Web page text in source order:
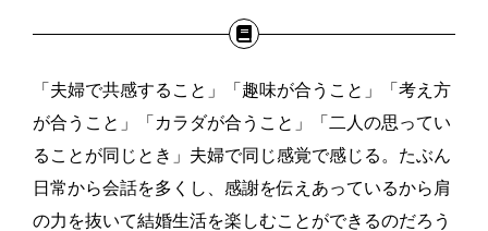
「夫婦で共感すること」「趣味が合うこと」「考え方
が合うこと」「カラダが合うこと」「二人の思ってい
ることが同じとき」夫婦で同じ感覚で感じる。たぶん
日常から会話を多くし、感謝を伝えあっているから肩
の力を抜いて結婚生活を楽しむことができるのだろう